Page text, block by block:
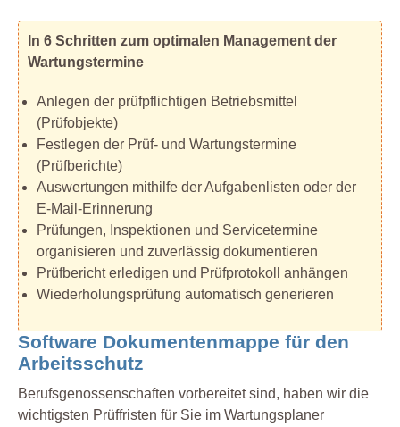
In 6 Schritten zum optimalen Management der
Wartungstermine
Anlegen der prüfpflichtigen Betriebsmittel
(Prüfobjekte)
Festlegen der Prüf- und Wartungstermine
(Prüfberichte)
Auswertungen mithilfe der Aufgabenlisten oder der
E-Mail-Erinnerung
Prüfungen, Inspektionen und Servicetermine
organisieren und zuverlässig dokumentieren
Prüfbericht erledigen und Prüfprotokoll anhängen
Wiederholungsprüfung automatisch generieren
Software Dokumentenmappe für den
Arbeitsschutz
Berufsgenossenschaften vorbereitet sind, haben wir die
wichtigsten Prüffristen für Sie im Wartungsplaner